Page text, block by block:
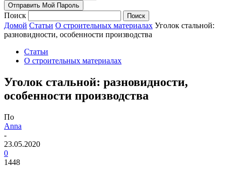
Поиск
Домой Статьи О строительных материалах Уголок стальной:
разновидности, особенности производства
Статьи
О строительных материалах
Уголок стальной: разновидности,
особенности производства
По
Anna
-
23.05.2020
0
1448